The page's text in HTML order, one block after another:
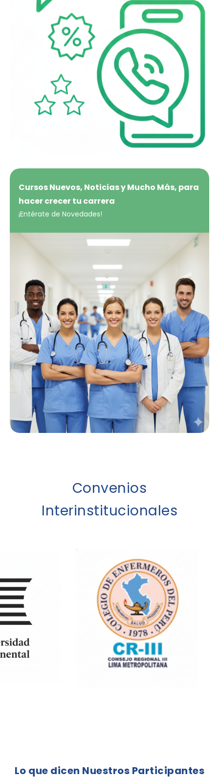
Cursos Nuevos, Noticias y Mucho Más, para
hacer crecer tu carrera
¡Entérate de Novedades!
Convenios
Interinstitucionales
Lo que dicen Nuestros Participantes